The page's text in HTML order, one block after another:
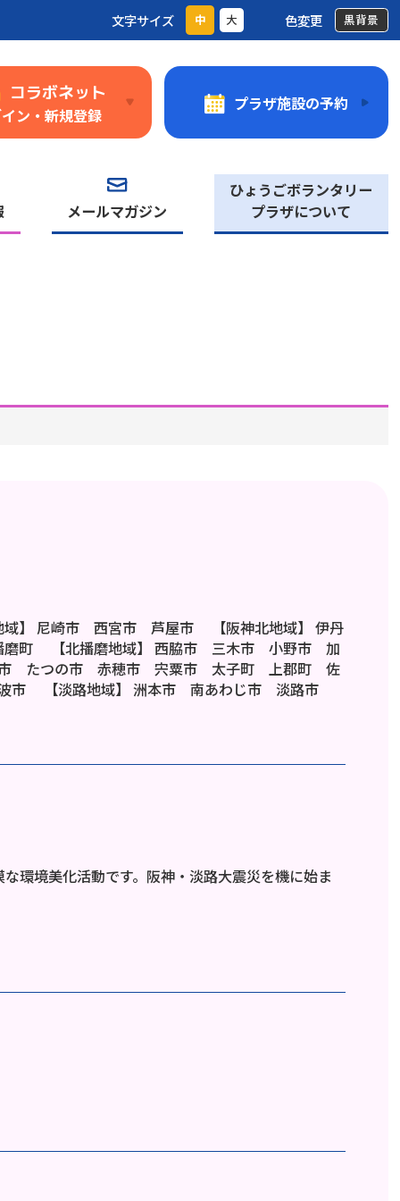
コラボネット
ン・新規登録
プラザ施設の予約
メールマガジン
ひょうごボランタリー
プラザについて
文字サイズ 中 大 色変更 黒背景
】 尼崎市 西宮市 芦屋市 【阪神北地域】 伊丹
町 【北播磨地域】 西脇市 三木市 小野市 加
たつの市 赤穂市 宍粟市 太子町 上郡町 佐
市 【淡路地域】 洲本市 南あわじ市 淡路市
環境美化活動です。阪神・淡路大震災を機に始ま